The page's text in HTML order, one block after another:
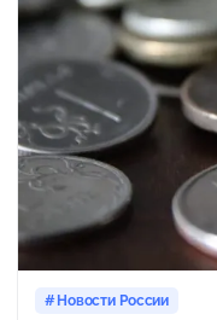
Новости России